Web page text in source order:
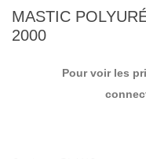
MASTIC
2000
Pour voir les